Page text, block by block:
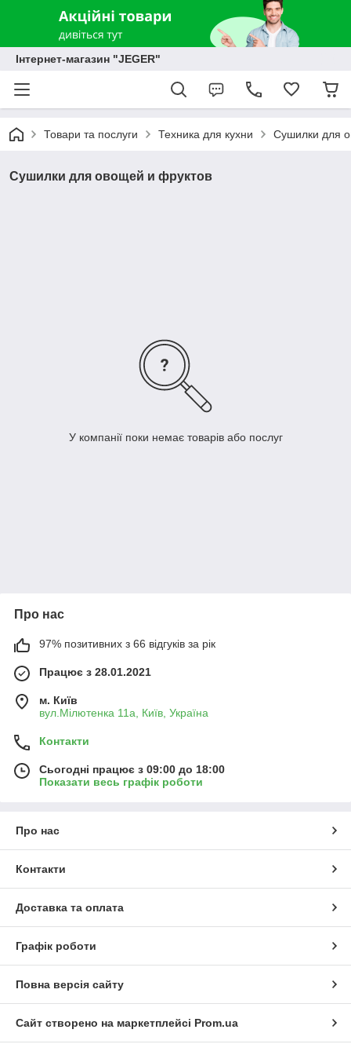
Інтернет-магазин "JEGER"
Товари та послуги Техника для кухни Сушилки для
Сушилки для овощей и фруктов
У компанії поки немає товарів або послуг
Про нас
97% позитивних з 66 відгуків за рік
Працює з 28.01.2021
м. Київ
вул.Мілютенка 11а, Київ, Україна
Контакти
Сьогодні працює з 09:00 до 18:00
Показати весь графік роботи
Про нас
Контакти
Доставка та оплата
Графік роботи
Повна версія сайту
Сайт створено на маркетплейсі Prom.ua